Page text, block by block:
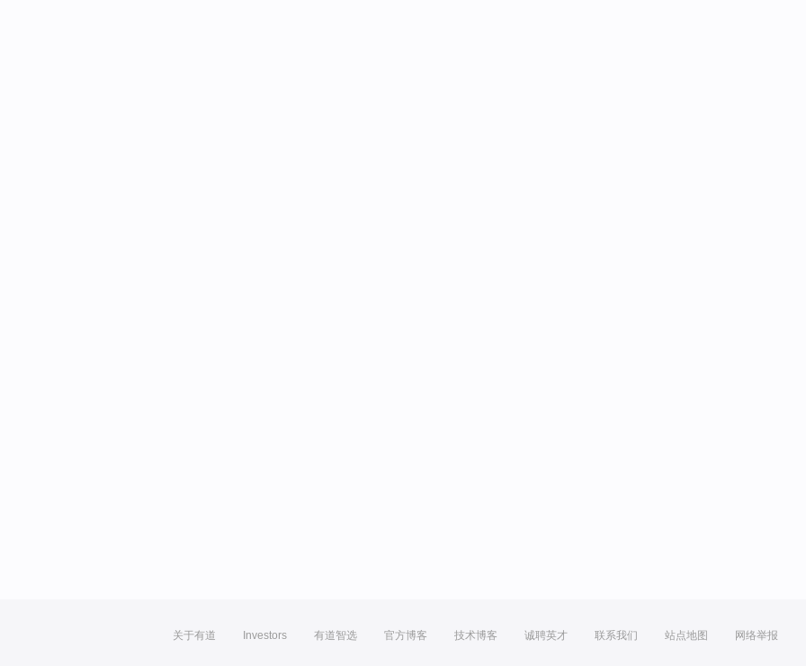
关于有道 Investors 有道智选 官方博客 技术博客 诚聘英才 联系我们 站点地图 网络举报